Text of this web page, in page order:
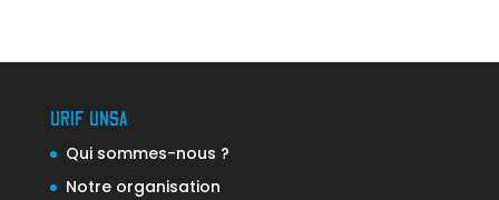
URIF UNSA
Qui sommes-nous ?
Notre organisation